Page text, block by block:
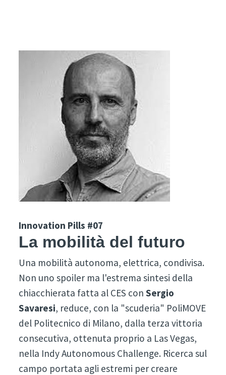
Innovation Pills #07
La mobilità del futuro
Una mobilità autonoma, elettrica, condivisa.
Non uno spoiler ma l'estrema sintesi della
chiacchierata fatta al CES conSergio
Savaresi, reduce, con la "scuderia" PoliMOVE
del Politecnico di Milano, dalla terza vittoria
consecutiva, ottenuta proprio a Las Vegas,
nella Indy Autonomous Challenge. Ricerca sul
campo portata agli estremi per creare